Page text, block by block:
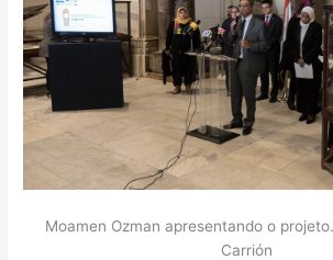
Moamen Ozman apresentando o
Carrión